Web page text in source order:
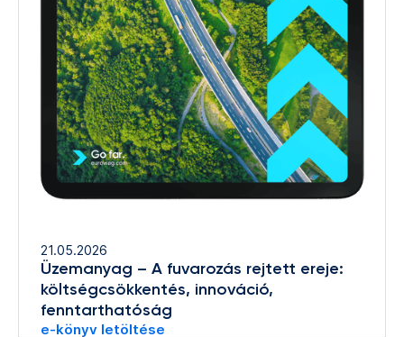
21.05.2026
Üzemanyag – A fuvarozás rejtett ereje:
költségcsökkentés, innováció,
fenntarthatóság
e-könyv letöltése